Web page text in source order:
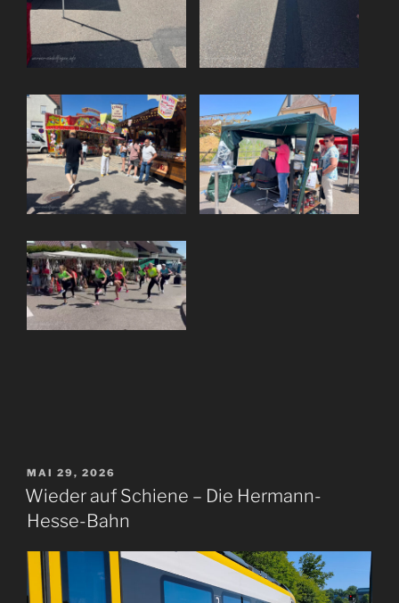
VERÖFFENTLICHT
AM
MAI 29, 2026
Wieder auf Schiene – Die Hermann-
Hesse-Bahn